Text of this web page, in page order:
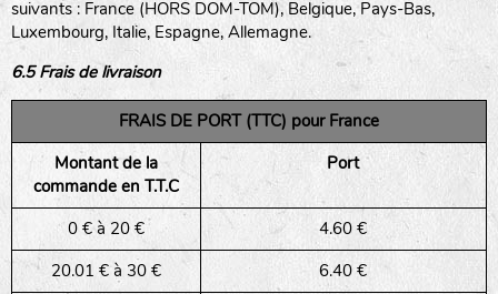
suivants : France (HORS DOM-TOM), Belgique, Pays-Bas,
Luxembourg, Italie, Espagne, Allemagne.
6.5 Frais de livraison
FRAIS DE PORT (TTC) pour France
Montant de la
commande en T.T.C
Port
0 € à 20 €
4.60 €
20.01 € à 30 €
6.40 €